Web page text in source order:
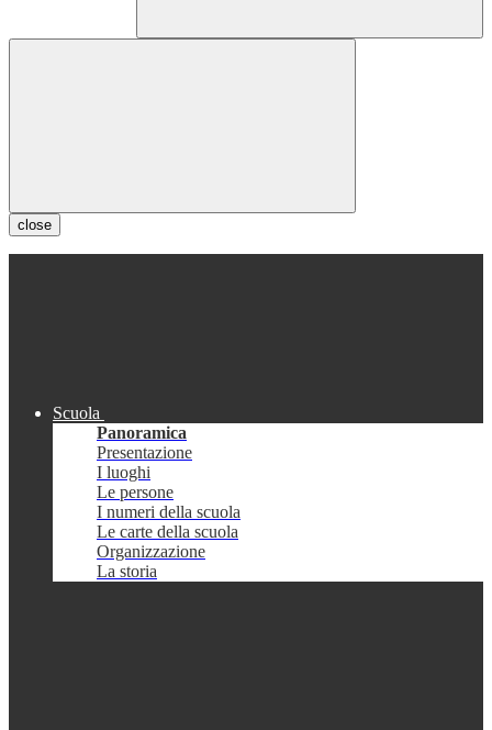
close
Scuola
Panoramica
Presentazione
I luoghi
Le persone
I numeri della scuola
Le carte della scuola
Organizzazione
La storia